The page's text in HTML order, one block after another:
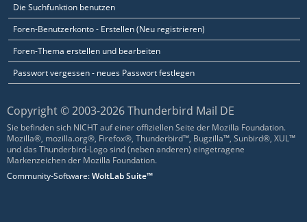
Die Suchfunktion benutzen
Foren-Benutzerkonto - Erstellen (Neu registrieren)
Foren-Thema erstellen und bearbeiten
Passwort vergessen - neues Passwort festlegen
Copyright © 2003-2026 Thunderbird Mail DE
Sie befinden sich NICHT auf einer offiziellen Seite der Mozilla Foundation.
Mozilla®, mozilla.org®, Firefox®, Thunderbird™, Bugzilla™, Sunbird®, XUL™
und das Thunderbird-Logo sind (neben anderen) eingetragene
Markenzeichen der Mozilla Foundation.
Community-Software:WoltLab Suite™